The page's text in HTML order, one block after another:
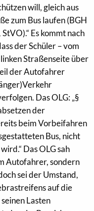
will, gleich aus
zum Bus laufen (BGH
Es kommt nach
der Schüler – vom
Straßenseite über
der Autofahrer
Das OLG: „§
der
beim Vorbeifahren
Bus, nicht
Das OLG sah
Autofahrer, sondern
sei der Umstand,
auf die
Lasten